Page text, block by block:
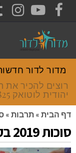
FACEBOOK
מדור לדור
רוצים להכיר את
יהודית לוטואק 054-7388825.
דף הבית » תרבות »
סוכות 2019 בקבוצת מוזיאוני בת ים